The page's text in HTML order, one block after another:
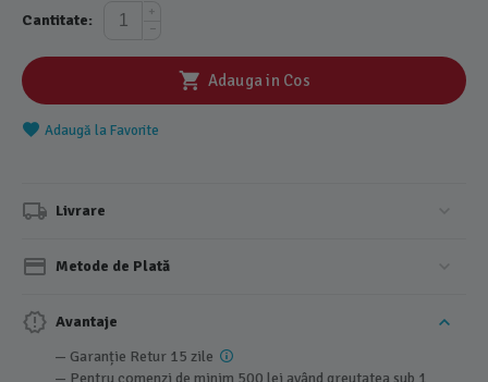
Cantitate:
+
−
Adauga in Cos
Adaugă la Favorite
Livrare
Metode de Plată
Avantaje
— Garanție Retur 15 zile
— Pentru comenzi de minim 500 lei având greutatea sub 1